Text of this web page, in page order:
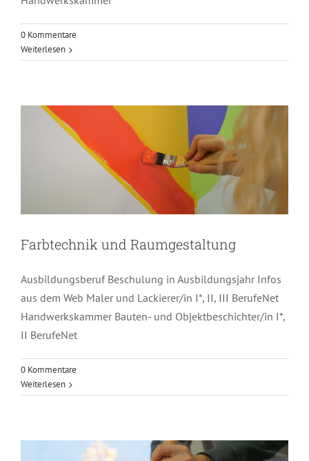
0 Kommentare
Weiterlesen
Farbtechnik und Raumgestaltung
Farbtechnik und Raumgestaltung
Ausbildungsberuf Beschulung in Ausbildungsjahr Infos
aus dem Web Maler und Lackierer/in I*, II, III BerufeNet
Handwerkskammer Bauten- und Objektbeschichter/in I*,
II BerufeNet
0 Kommentare
Weiterlesen
Holztechnik